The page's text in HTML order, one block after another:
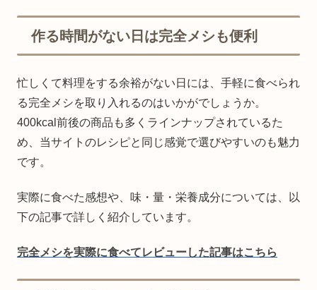
作る時間がない日は完全メシも便利
忙しくて料理をする余裕がない日には、手軽に食べられ
る完全メシを取り入れるのはいかがでしょうか。
400kcal前後の商品も多くラインナップされているた
め、当サイトのレシピと同じ感覚で選びやすいのも魅力
です。
実際に食べた感想や、味・量・栄養成分については、以
下の記事で詳しく紹介しています。
完全メシを実際に食べてレビューした記事はこちら